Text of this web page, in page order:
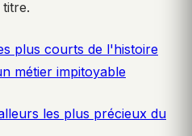
plus courts de l'histoire
métier impitoyable
les plus précieux du